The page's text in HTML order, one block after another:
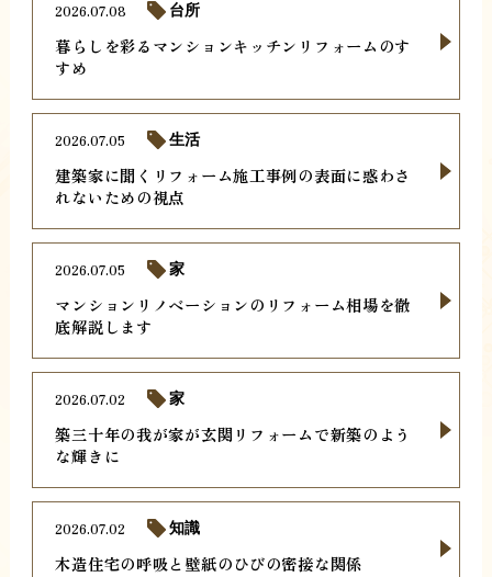
暮らしを彩るマンションキッチンリフォームのす
すめ
2026.07.08 台所
建築家に聞くリフォーム施工事例の表面に惑わさ
れないための視点
2026.07.05 生活
マンションリノベーションのリフォーム相場を徹
底解説します
2026.07.05 家
築三十年の我が家が玄関リフォームで新築のよう
な輝きに
2026.07.02 家
木造住宅の呼吸と壁紙のひびの密接な関係
2026.07.02 知識